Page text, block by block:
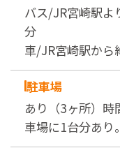
バス/JR宮崎駅よ
分
車/JR宮崎駅から
駐車場
あり（3ヶ所）
車場に1台分あり。